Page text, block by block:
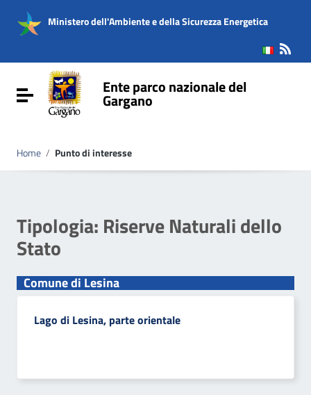
Vai al menu di navigazione
Vai al footer
Ministero dell'Ambiente e della Sicurezza Energetica
Attiva / disattiva la navigazioneEnte parco nazionale del
Gargano
Home / Punto di interesse
Tipologia: Riserve Naturali dello
Stato
Comune di Lesina
Lago di Lesina, parte orientale